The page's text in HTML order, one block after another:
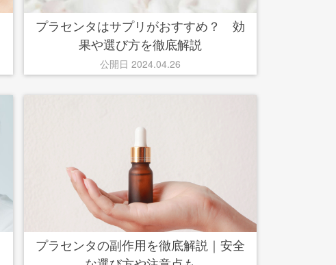
プラセンタはサプリがおすすめ？ 効
果や選び方を徹底解説
公開日 2024.04.26
プラセンタの副作用を徹底解説｜安全